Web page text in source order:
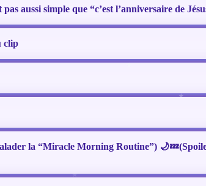
aussi simple que “c’est l’anniversaire de
clip
la “Miracle Morning Routine”)